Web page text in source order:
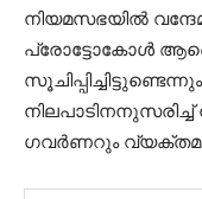
നിയമസഭയിൽ
പ്രോട്ടോകോൾ
നിലപാടിനനുസരിച്ച്
ഗവർണറും